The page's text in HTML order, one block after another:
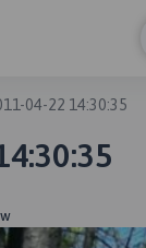
04-22 14:30:35